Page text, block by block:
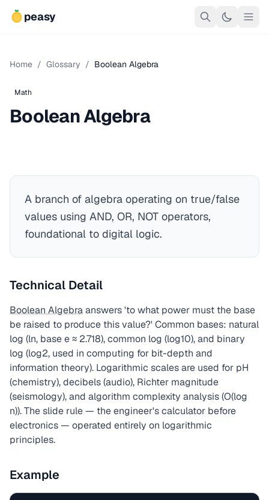
peasy
Home / Glossary / Boolean Algebra
Math
Boolean Algebra
A branch of algebra operating on true/false
values using AND, OR, NOT operators,
foundational to digital logic.
Technical Detail
Boolean Algebraanswers 'to what power must the base
be raised to produce this value?' Common bases: natural
log (ln, base e ≈ 2.718), common log (log10), and binary
log (log2, used in computing for bit-depth and
information theory). Logarithmic scales are used for pH
(chemistry), decibels (audio), Richter magnitude
(seismology), and algorithm complexity analysis (O(log
n)). The slide rule — the engineer's calculator before
electronics — operated entirely on logarithmic
principles.
Example